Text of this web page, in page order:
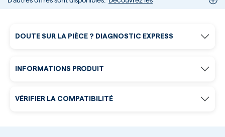
DOUTE SUR LA PIÈCE ? DIAGNOSTIC EXPRESS
INFORMATIONS PRODUIT
VÉRIFIER LA COMPATIBILITÉ